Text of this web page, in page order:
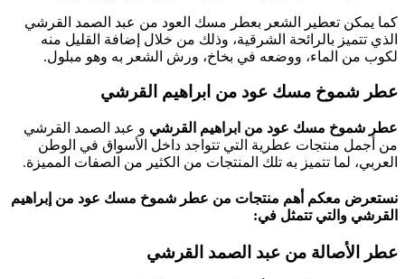
كما يمكن تعطير الشعر بعطر مسك العود من عبد الصمد القرشي
الذي تتميز بالرائحة الشرقية، وذلك من خلال إضافة القليل منه
لكوب من الماء، ووضعه في بخاخ، ورش الشعر به وهو مبلول.
عطر شموخ مسك عود من ابراهيم القرشي
عطر شموخ مسك عود من ابراهيم القرشي و عبد الصمد القرشي
من أجمل منتجات عطرية التي تتواجد داخل الأسواق في الوطن
العربي، لما تتميز به تلك المنتجات من الكثير من الصفات المميزة.
نستعرض معكم أهم منتجات من عطر شموخ مسك عود من إبراهيم
القرشي والتي تتمثل في:
عطر الأصالة من عبد الصمد القرشي